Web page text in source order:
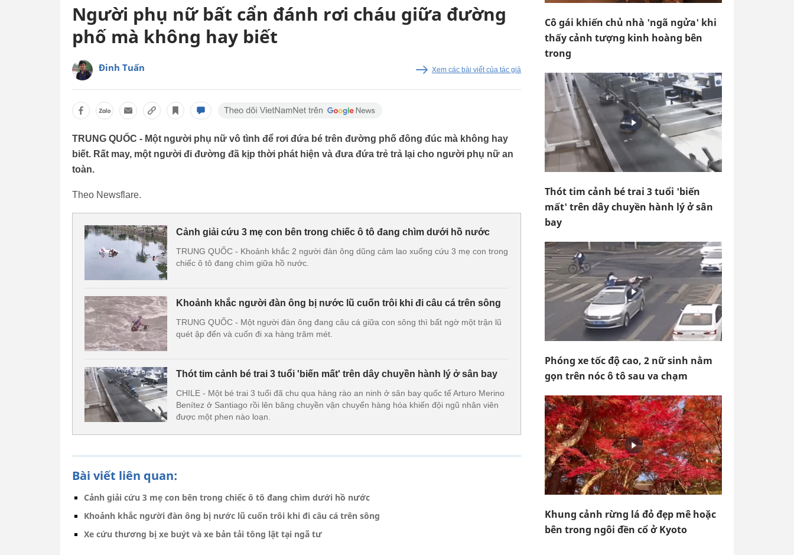
Người phụ nữ bất cẩn đánh rơi cháu giữa đường
phố mà không hay biết
Đinh Tuấn Xem các bài viết của tác giả
TRUNG QUỐC - Một người phụ nữ vô tình để rơi đứa bé trên đường phố đông đúc mà không hay
biết. Rất may, một người đi đường đã kịp thời phát hiện và đưa đứa trẻ trả lại cho người phụ nữ an
toàn.
Theo Newsflare.
Cảnh giải cứu 3 mẹ con bên trong chiếc ô tô đang chìm dưới hồ nước
TRUNG QUỐC - Khoảnh khắc 2 người đàn ông dũng cảm lao xuống cứu 3 mẹ con trong
chiếc ô tô đang chìm giữa hồ nước.
Khoảnh khắc người đàn ông bị nước lũ cuốn trôi khi đi câu cá trên sông
TRUNG QUỐC - Một người đàn ông đang câu cá giữa con sông thì bất ngờ một trận lũ
quét ập đến và cuốn đi xa hàng trăm mét.
Thót tim cảnh bé trai 3 tuổi 'biến mất' trên dây chuyền hành lý ở sân bay
CHILE - Một bé trai 3 tuổi đã chu qua hàng rào an ninh ở sân bay quốc tế Arturo Merino
Benítez ở Santiago rồi lên băng chuyền vận chuyển hàng hóa khiến đội ngũ nhân viên
được một phen nào loạn.
Bài viết liên quan:
Cảnh giải cứu 3 mẹ con bên trong chiếc ô tô đang chìm dưới hồ nước
Khoảnh khắc người đàn ông bị nước lũ cuốn trôi khi đi câu cá trên sông
Xe cứu thương bị xe buýt và xe bản tải tông lật tại ngã tư
Cô gái khiến chủ nhà 'ngã ngửa' khi
thấy cảnh tượng kinh hoàng bên
trong
Thót tim cảnh bé trai 3 tuổi 'biến
mất' trên dây chuyền hành lý ở sân
bay
Phóng xe tốc độ cao, 2 nữ sinh nằm
gọn trên nóc ô tô sau va chạm
Khung cảnh rừng lá đỏ đẹp mê hoặc
bên trong ngôi đền cổ ở Kyoto